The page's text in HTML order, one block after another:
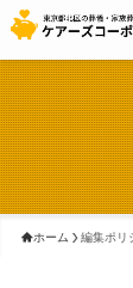
ホーム 編集ポリ